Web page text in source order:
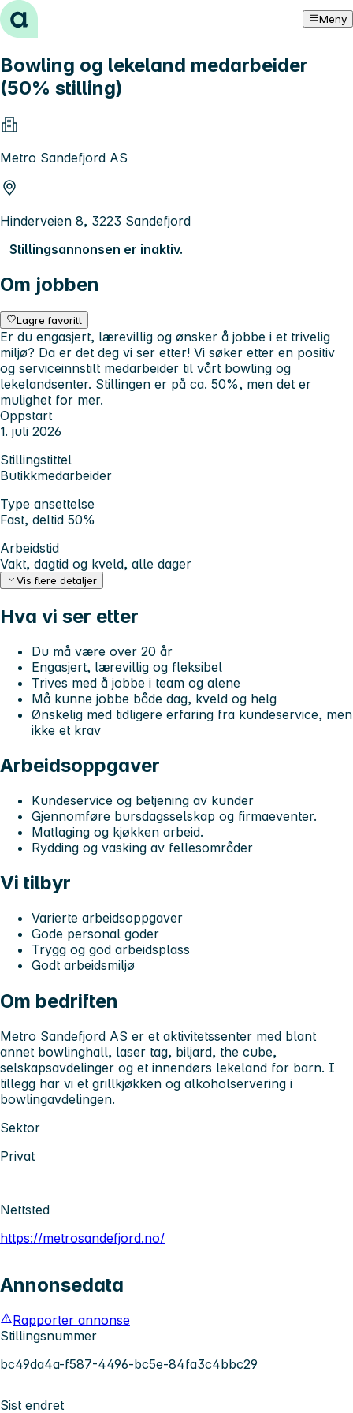
Hopp til innhold Meny
Bowling og lekeland medarbeider
(50% stilling)
Metro Sandefjord AS
Hinderveien 8, 3223 Sandefjord
Stillingsannonsen er inaktiv.
Om jobben
Lagre favoritt
Er du engasjert, lærevillig og ønsker å jobbe i et trivelig
miljø? Da er det deg vi ser etter! Vi søker etter en positiv
og serviceinnstilt medarbeider til vårt bowling og
lekelandsenter. Stillingen er på ca. 50%, men det er
mulighet for mer.
Oppstart
1. juli 2026
Stillingstittel
Butikkmedarbeider
Type ansettelse
Fast, deltid 50%
Arbeidstid
Vakt, dagtid og kveld, alle dager
Vis flere detaljer
Hva vi ser etter
Du må være over 20 år
Engasjert, lærevillig og fleksibel
Trives med å jobbe i team og alene
Må kunne jobbe både dag, kveld og helg
Ønskelig med tidligere erfaring fra kundeservice, men
ikke et krav
Arbeidsoppgaver
Kundeservice og betjening av kunder
Gjennomføre bursdagsselskap og firmaeventer.
Matlaging og kjøkken arbeid.
Rydding og vasking av fellesområder
Vi tilbyr
Varierte arbeidsoppgaver
Gode personal goder
Trygg og god arbeidsplass
Godt arbeidsmiljø
Om bedriften
Metro Sandefjord AS er et aktivitetssenter med blant
annet bowlinghall, laser tag, biljard, the cube,
selskapsavdelinger og et innendørs lekeland for barn. I
tillegg har vi et grillkjøkken og alkoholservering i
bowlingavdelingen.
Sektor
Privat
Nettsted
https://metrosandefjord.no/
Annonsedata
Rapporter annonse
Stillingsnummer
bc49da4a-f587-4496-bc5e-84fa3c4bbc29
Sist endret